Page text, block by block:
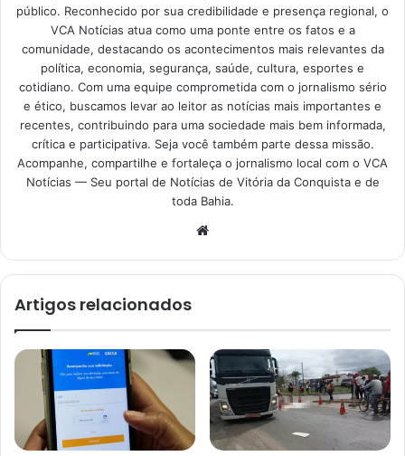
público. Reconhecido por sua credibilidade e presença regional, o
VCA Notícias atua como uma ponte entre os fatos e a
comunidade, destacando os acontecimentos mais relevantes da
política, economia, segurança, saúde, cultura, esportes e
cotidiano. Com uma equipe comprometida com o jornalismo sério
e ético, buscamos levar ao leitor as notícias mais importantes e
recentes, contribuindo para uma sociedade mais bem informada,
crítica e participativa. Seja você também parte dessa missão.
Acompanhe, compartilhe e fortaleça o jornalismo local com o VCA
Notícias — Seu portal de Notícias de Vitória da Conquista e de
toda Bahia.
Artigos relacionados